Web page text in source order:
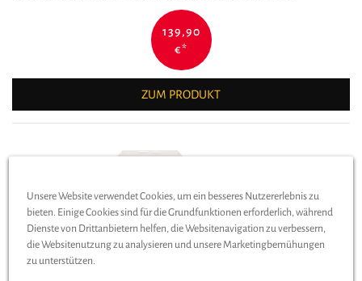
139,90
€*
ZUM PRODUKT
Unsere Website verwendet Cookies, um ein besseres Nutzererlebnis zu
bieten. Einige Cookies sind für die Grundfunktionen erforderlich, während
Dienste von Drittanbietern helfen, die Websitenavigation zu verbessern,
die Websitenutzung zu analysieren und unsere Marketingbemühungen
zu unterstützen.